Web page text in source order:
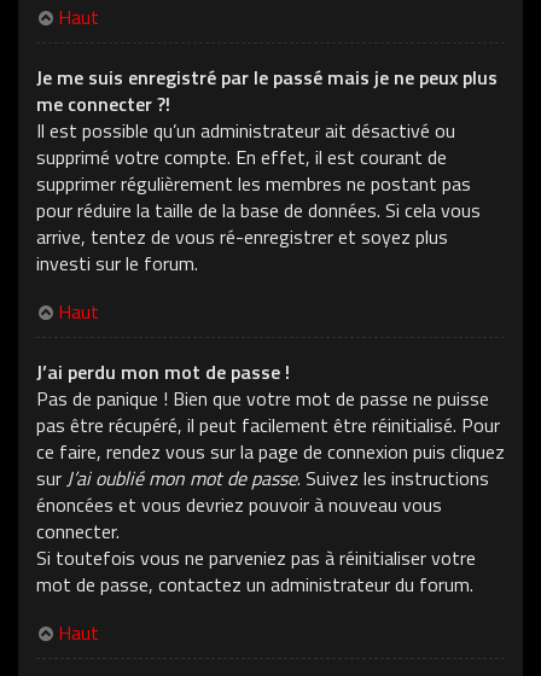
Haut
Je me suis enregistré par le passé mais je ne peux plus
me connecter ?!
Il est possible qu’un administrateur ait désactivé ou
supprimé votre compte. En effet, il est courant de
supprimer régulièrement les membres ne postant pas
pour réduire la taille de la base de données. Si cela vous
arrive, tentez de vous ré-enregistrer et soyez plus
investi sur le forum.
Haut
J’ai perdu mon mot de passe !
Pas de panique ! Bien que votre mot de passe ne puisse
pas être récupéré, il peut facilement être réinitialisé. Pour
ce faire, rendez vous sur la page de connexion puis cliquez
sur J’ai oublié mon mot de passe. Suivez les instructions
énoncées et vous devriez pouvoir à nouveau vous
connecter.
Si toutefois vous ne parveniez pas à réinitialiser votre
mot de passe, contactez un administrateur du forum.
Haut